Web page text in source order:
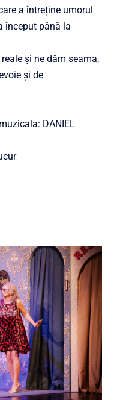
a întreține umorul
început până la
și ne dăm seama,
și de
DANIEL